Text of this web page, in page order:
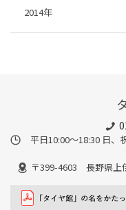
2014年
平日10:00～18:30 日、
〒399-4603 長野県上